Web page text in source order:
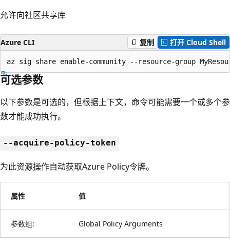
允许向社区共享库
Azure CLI 复制 打开 Cloud Shell
az sig share enable-community --resource-group
可选参数
以下参数是可选的，但根据上下文，命令可能需要一个或多个参
数才能成功执行。
--acquire-policy-token
为此资源操作自动获取Azure Policy令牌。
属性 值
参数组: Global Policy Arguments